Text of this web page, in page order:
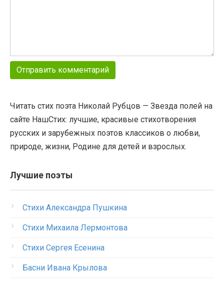
Читать стих поэта Николай Рубцов — Звезда полей на
сайте НашСтих: лучшие, красивые стихотворения
русских и зарубежных поэтов классиков о любви,
природе, жизни, Родине для детей и взрослых.
Лучшие поэты
Стихи Александра Пушкина
Стихи Михаила Лермонтова
Стихи Сергея Есенина
Басни Ивана Крылова